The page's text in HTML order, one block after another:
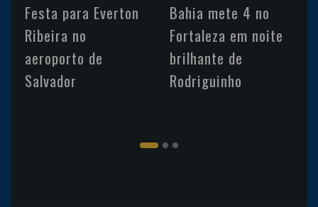
Festa para Everton
Ribeira no
aeroporto de
Salvador
Bahia mete 4 no
Fortaleza em noite
brilhante de
Rodriguinho